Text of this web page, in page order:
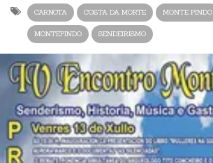
CARNOTA COSTA DA MORTE MONTE PINDO
MONTEPINDO SENDEIRISMO